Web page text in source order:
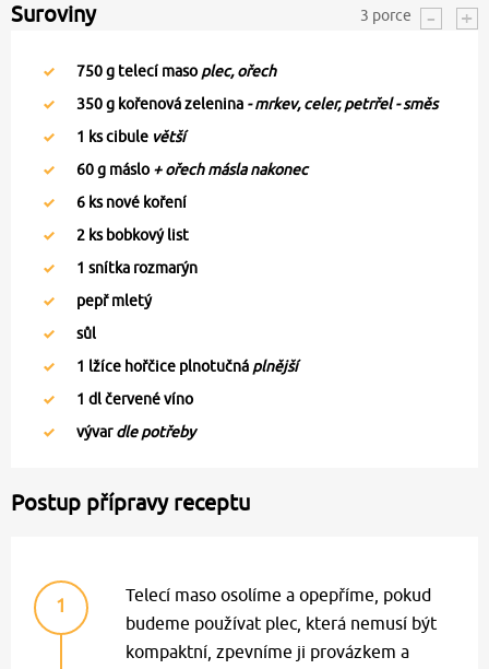
Suroviny 3 porce
750g telecí maso plec, ořech
350g kořenová zelenina - mrkev, celer, petrřel - směs
1 ks cibule větší
60g máslo + ořech másla nakonec
6 ks nové koření
2 ks bobkový list
1 snítka rozmarýn
pepř mletý
sůl
1 lžíce hořčice plnotučná plnější
1 dl červené víno
vývardle potřeby
Postup přípravy receptu
1
Telecí maso osolíme a opepříme, pokud
budeme používat plec, která nemusí být
kompaktní, zpevníme ji provázkem a